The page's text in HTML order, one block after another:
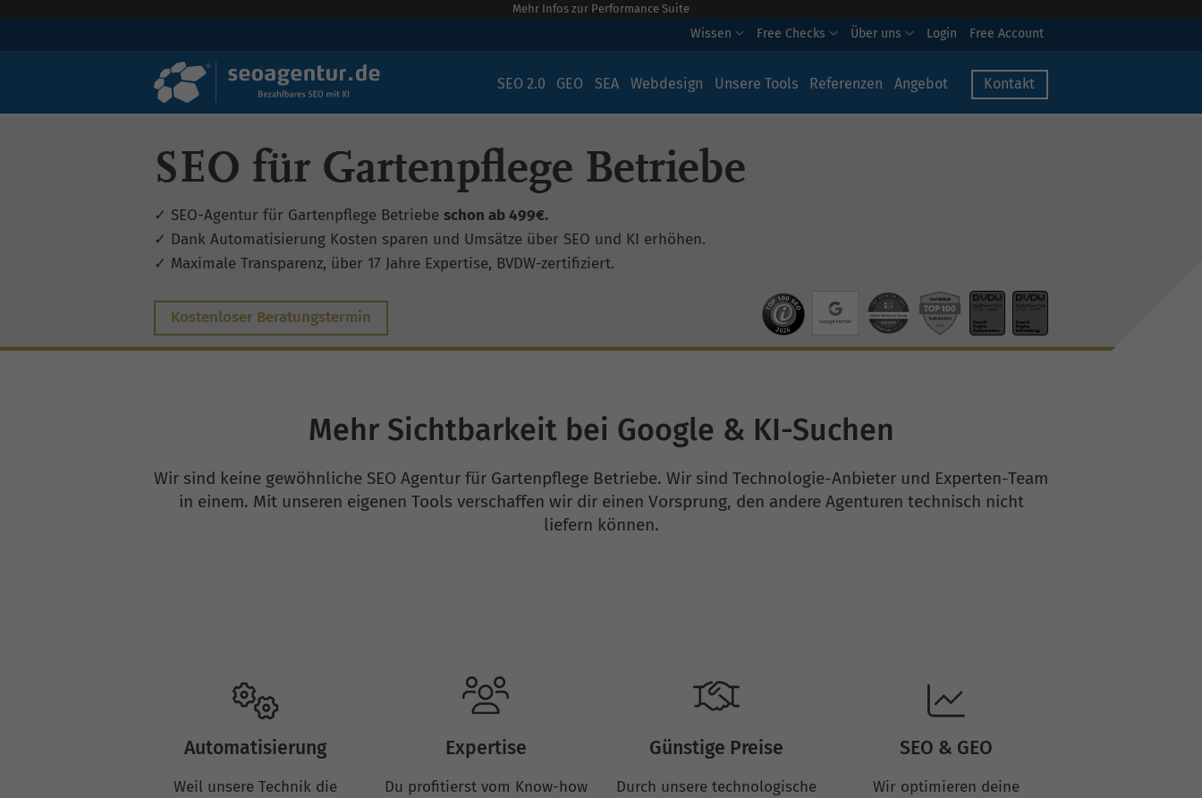
Mehr Infos zur Performance Suite
Wissen Free Checks Über uns Login Free Account
SEO 2.0 GEO SEA Webdesign Unsere Tools Referenzen Angebot Kontakt
SEO für Gartenpflege Betriebe
✓ SEO-Agentur für Gartenpflege Betriebe schon ab 499€.
✓ Dank Automatisierung Kosten sparen und Umsätze über SEO und KI erhöhen.
✓ Maximale Transparenz, über 17 Jahre Expertise, BVDW-zertifiziert.
Kostenloser Beratungstermin
Mehr Sichtbarkeit bei Google & KI-Suchen
Wir sind keine gewöhnliche SEO Agentur für Gartenpflege Betriebe. Wir sind Technologie-Anbieter und Experten-Team
in einem. Mit unseren eigenen Tools verschaffen wir dir einen Vorsprung, den andere Agenturen technisch nicht
liefern können.
Automatisierung
Weil unsere Technik die
Expertise
Du profitierst vom Know-how
Günstige Preise
Durch unsere technologische
SEO & GEO
Wir optimieren deine